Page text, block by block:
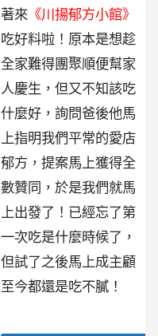
著來 《川揚郁方小館》
吃好料啦！原本是想趁
全家難得團聚順便幫家
人慶生，但又不知該吃
什麼好，詢問爸後他馬
上指明我們平常的愛店
郁方，提案馬上獲得全
數贊同，於是我們就馬
上出發了！已經忘了第
一次吃是什麼時候了，
但試了之後馬上成主顧
至今都還是吃不膩！